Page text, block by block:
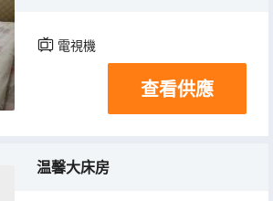
電視機
查看供應
温馨大床房